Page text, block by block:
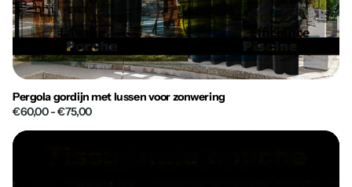
Pergola gordijn met lussen voor zonwering
€60,00- €75,00